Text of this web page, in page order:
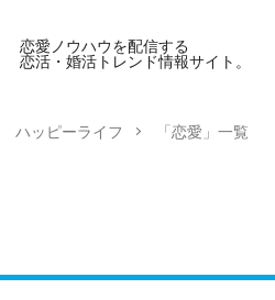
恋愛ノウハウを配信する
恋活・婚活トレンド情報サイト。
ハッピーライフ 「恋愛」一覧